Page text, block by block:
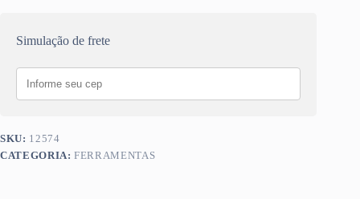
Simulação de frete
SKU: 12574
CATEGORIA:FERRAMENTAS